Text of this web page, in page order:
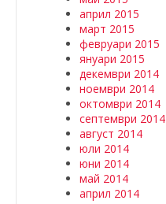
април 2015
март 2015
февруари 2015
януари 2015
декември 2014
ноември 2014
октомври 2014
септември 2014
август 2014
юли 2014
юни 2014
май 2014
април 2014